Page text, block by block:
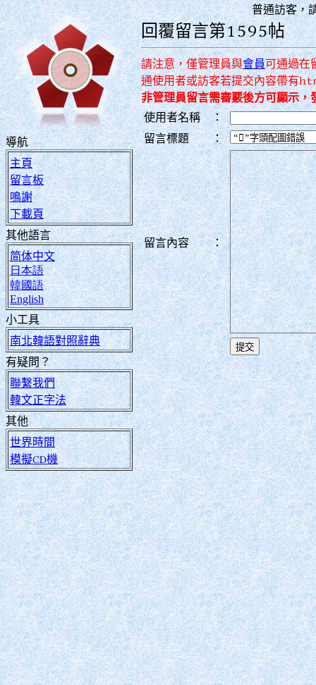
導航
主頁
留言板
鳴謝
下載頁
其他語言
简体中文
日本語
韓國語
English
小工具
南北韓語對照辭典
有疑問？
聯繫我們
韓文正字法
其他
世界時間
模擬CD機
普通訪客，
回覆留言第1595帖
請注意，僅管理員與會員可通過在
通使用者或訪客若提交內容帶有
非管理員留言需審覈後方可顯示，
使用者名稱
：
留言標題
：
留言內容 ：